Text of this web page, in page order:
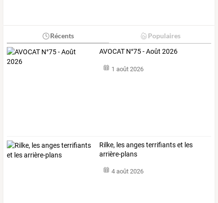
Récents Populaires
AVOCAT N°75 - Août 2026
1 août 2026
Rilke, les anges terrifiants et les
arrière-plans
4 août 2026